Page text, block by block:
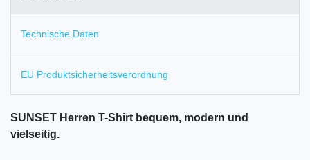
Technische Daten
EU Produktsicherheitsverordnung
SUNSET Herren T-Shirt bequem, modern und
vielseitig.